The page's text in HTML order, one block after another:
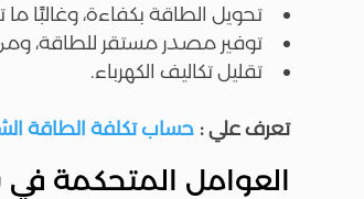
تحويل الطاقة بكفاءة، وغالبًا ما
توفير مصدر مستقر للطاقة،
تقليل تكاليف الكهرباء.
تعرف علي :حساب تكلفة الطاقة
العوامل المتحكمة في